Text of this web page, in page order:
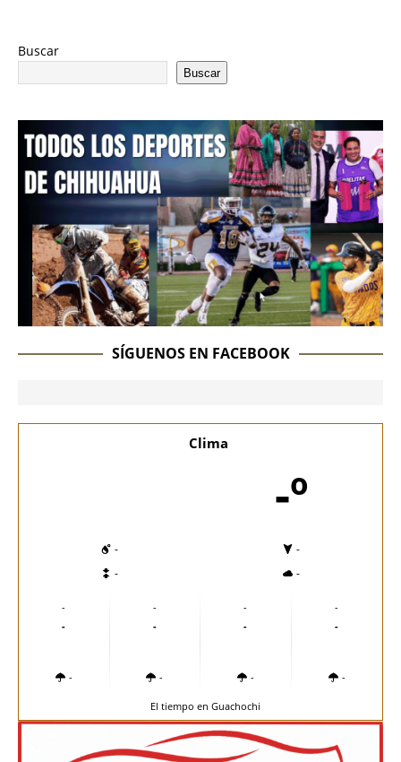
Buscar
Buscar
SÍGUENOS EN FACEBOOK
Clima
-º
-
-
-
-
-
-
-
-
-
-
-
-
-
-
-
-
El tiempo en Guachochi